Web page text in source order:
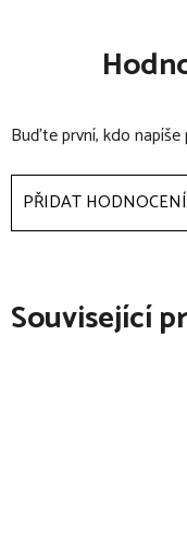
délce sáčku
rozměry: 13 x 0,5
vnitřní materiál:
hmotnost: 0,06 kg
Buďte první, kdo
PŘIDAT HODNOCENÍ
Související